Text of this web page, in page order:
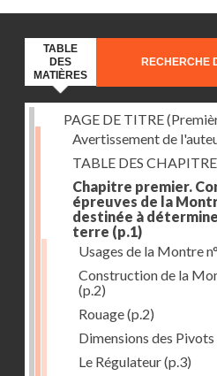
TABLE
DES
MATIÈRES
RECHERCHE
PAGE DE TITRE
Avertissement de
TABLE DES
Chapitre premier.
épreuves de la
destinée à
terre (p.1)
Usages de la Montre
Construction de la
(p.2)
Rouage(p.2)
Dimensions des Pivots
Le Régulateur(p.3)